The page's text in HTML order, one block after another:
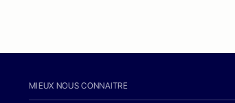
MIEUX NOUS CONNAITRE